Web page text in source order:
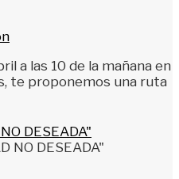
a las 10 de la mañana en
te proponemos una ruta
DESEADA"